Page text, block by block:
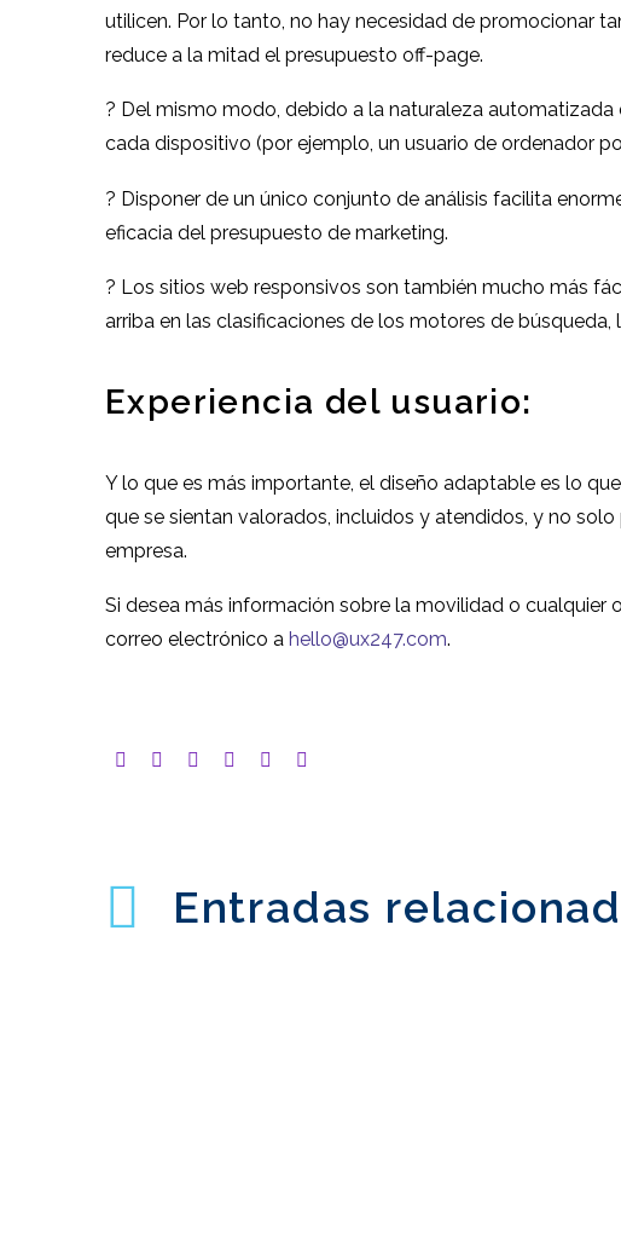
utilicen. Por lo tanto, no hay necesidad de promocionar
reduce a la mitad el presupuesto off-page.
? Del mismo modo, debido a la naturaleza
cada dispositivo (por ejemplo, un usuario de ordenador
? Disponer de un único conjunto de análisis facilita
eficacia del presupuesto de marketing.
? Los sitios web responsivos son también mucho más
arriba en las clasificaciones de los motores de
Experiencia del usuario:
Y lo que es más importante, el diseño adaptable es lo
que se sientan valorados, incluidos y atendidos, y no
empresa.
Si desea más información sobre la movilidad o
correo electrónico a hello@ux247.com.
Entradas